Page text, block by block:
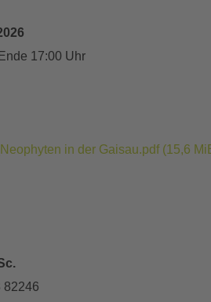
17:00 Uhr
in der Gaisau.pdf (15,6
82246